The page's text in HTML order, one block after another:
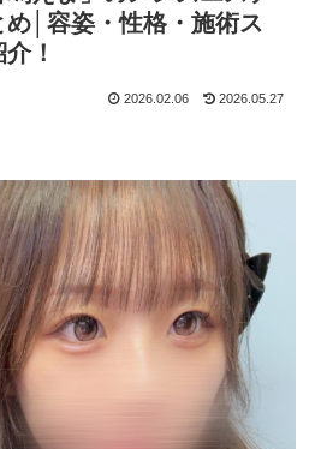
め│容姿・性格・施術ス
！
2026.02.06 2026.05.27